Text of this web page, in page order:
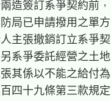
造簽訂系爭契約前
局已申請撥用之單
主張撤銷訂立系爭
系爭委託經營之土
其係以不能之給付
四十九條第三款規